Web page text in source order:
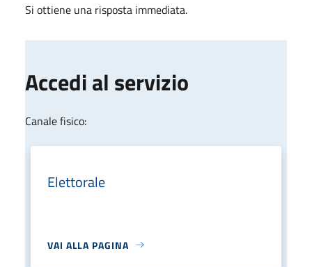
Si ottiene una risposta immediata.
Accedi al servizio
Canale fisico:
Elettorale
VAI ALLA PAGINA